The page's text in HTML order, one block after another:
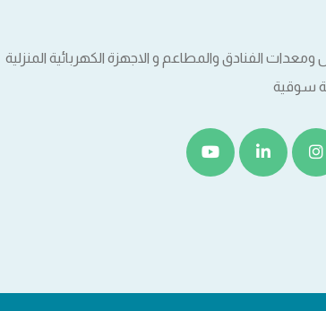
الفنادق والمطاعم و الاجهزة الكهربائية المنزلية
سوقية